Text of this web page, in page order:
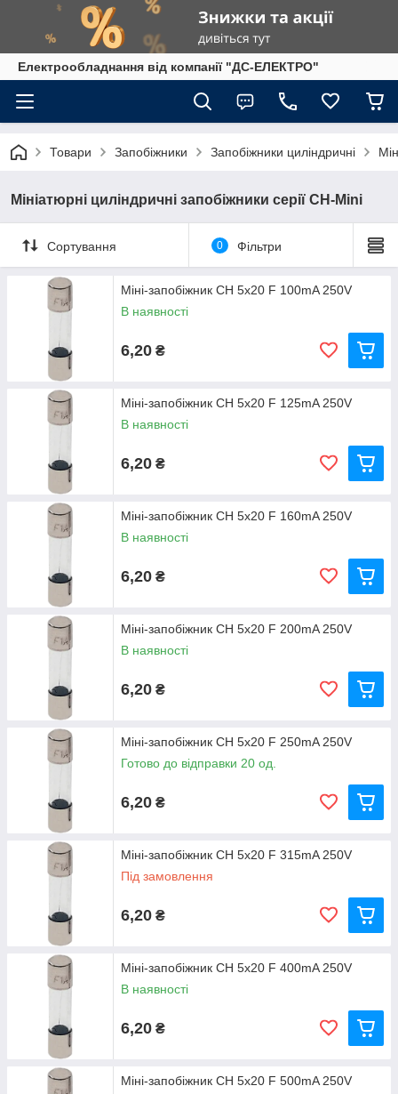
Електрообладнання від компанії "ДС-ЕЛЕКТРО"
Товари Запобіжники Запобіжники циліндричні
Мініатюрні циліндричні запобіжники серії CH-Mini
Сортування 0 Фільтри
Міні-запобіжник CH 5x20 F 100mA 250V
В наявності
6,20 ₴
Міні-запобіжник CH 5x20 F 125mA 250V
В наявності
6,20 ₴
Міні-запобіжник CH 5x20 F 160mA 250V
В наявності
6,20 ₴
Міні-запобіжник CH 5x20 F 200mA 250V
В наявності
6,20 ₴
Міні-запобіжник CH 5x20 F 250mA 250V
Готово до відправки 20 од.
6,20 ₴
Міні-запобіжник CH 5x20 F 315mA 250V
Під замовлення
6,20 ₴
Міні-запобіжник CH 5x20 F 400mA 250V
В наявності
6,20 ₴
Міні-запобіжник CH 5x20 F 500mA 250V